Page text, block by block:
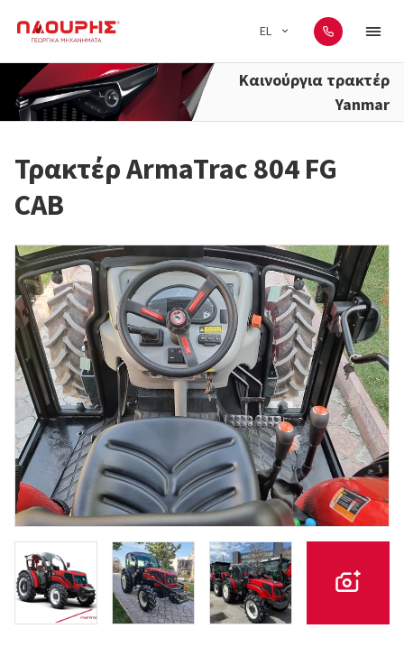
EL
Καινούργια τρακτέρ
Yanmar
Τρακτέρ ArmaTrac 804 FG
CAB